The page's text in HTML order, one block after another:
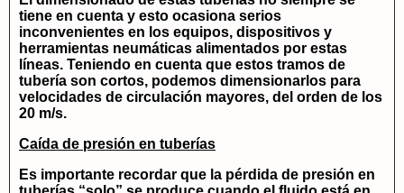
tiene en cuenta y esto ocasiona serios
inconvenientes en los equipos, dispositivos y
herramientas neumáticas alimentados por estas
líneas. Teniendo en cuenta que estos tramos de
tubería son cortos, podemos dimensionarlos para
velocidades de circulación mayores, del orden de los
20 m/s.
Caída de presión en tuberías
Es importante recordar que la pérdida de presión en